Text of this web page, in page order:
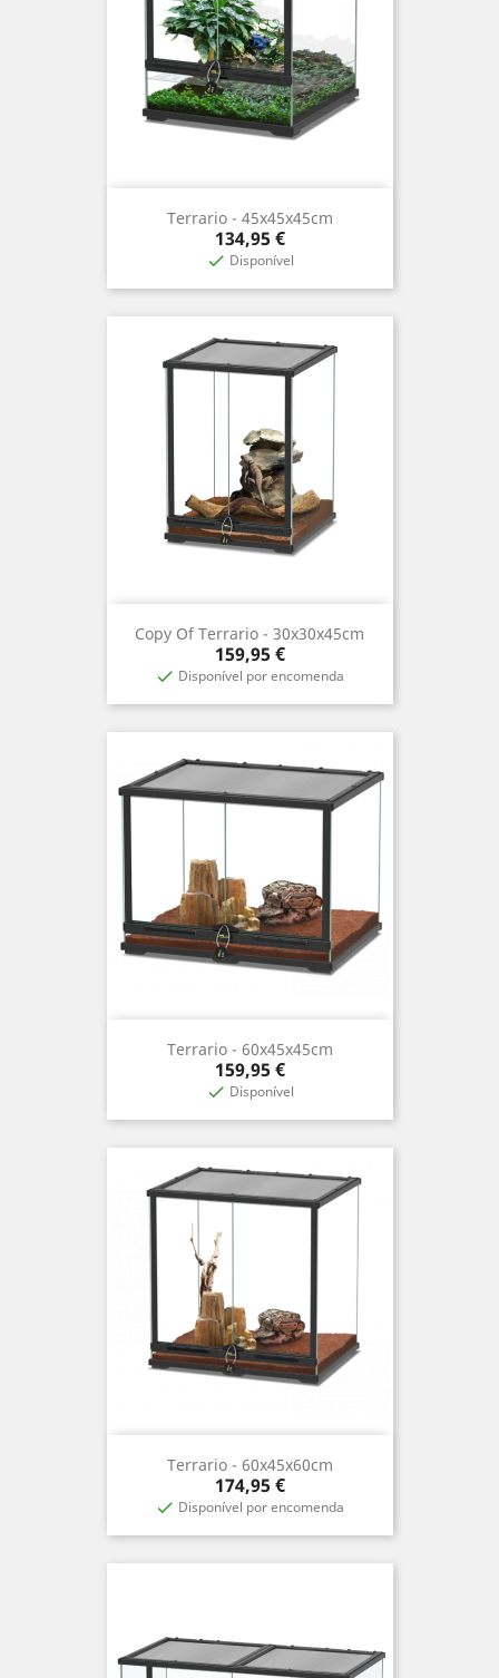
Terrario - 45x45x45cm
Precio
134,95 €
 Disponível
Copy Of Terrario - 30x30x45cm
Precio
159,95 €
 Disponível por encomenda
Terrario - 60x45x45cm
Precio
159,95 €
 Disponível
Terrario - 60x45x60cm
Precio
174,95 €
 Disponível por encomenda